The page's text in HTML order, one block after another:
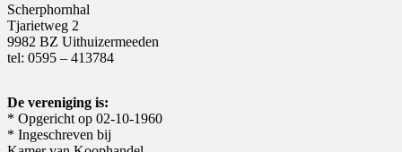
Scherphornhal
Tjarietweg 2
9982 BZ Uithuizermeeden
tel: 0595 – 413784
De vereniging is:
* Opgericht op 02-10-1960
* Ingeschreven bij